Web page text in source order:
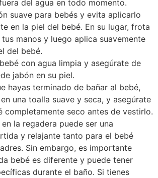
del agua en todo momento.
suave para bebés y evita aplicarlo
en la piel del bebé. En su lugar, frota
manos y luego aplica suavemente
del bebé.
con agua limpia y asegúrate de
jabón en su piel.
hayas terminado de bañar al bebé,
una toalla suave y seca, y asegúrate
completamente seco antes de vestirlo.
la regadera puede ser una
y relajante tanto para el bebé
Sin embargo, es importante
bebé es diferente y puede tener
durante el baño. Si tienes